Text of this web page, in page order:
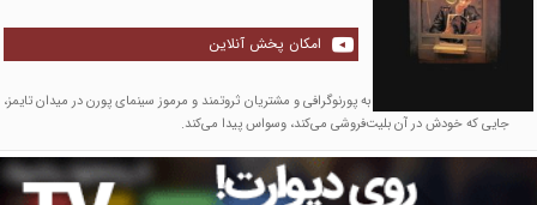
امکان پخش آنلاین
یک زن جوان سرکوب‌شده، به پورنوگرافی و مشتریان ثروتمند و مرموز سینمای پورن در میدان تایمز،
جایی که خودش در آن بلیت‌فروشی می‌کند، وسواس پیدا می‌کند.